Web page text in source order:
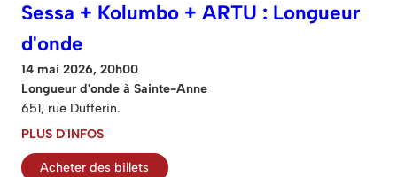
Sessa + Kolumbo + ARTU : Longueur
d'onde
14 mai 2026, 20h00
Longueur d'onde à Sainte-Anne
651, rue Dufferin.
PLUS D'INFOS
Acheter des billets